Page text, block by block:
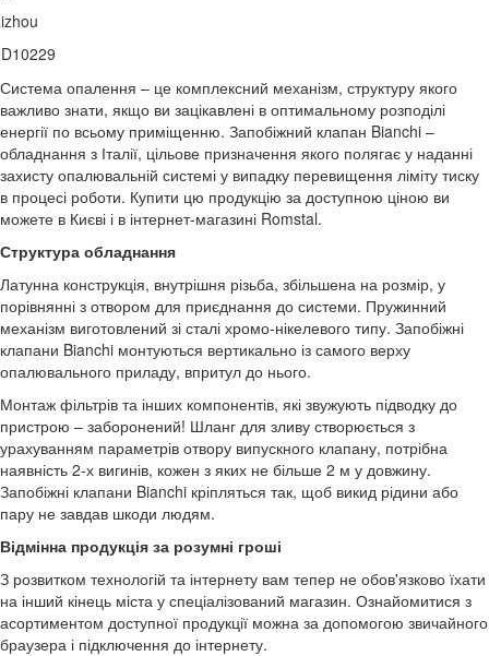
Система опалення – це комплексний механізм, структуру якого
важливо знати, якщо ви зацікавлені в оптимальному розподілі
енергії по всьому приміщенню. Запобіжний клапан Bianchi –
обладнання з Італії, цільове призначення якого полягає у наданні
захисту опалювальній системі у випадку перевищення ліміту тиску
в процесі роботи. Купити цю продукцію за доступною ціною ви
можете в Києві і в інтернет-магазині Romstal.
Структура обладнання
Латунна конструкція, внутрішня різьба, збільшена на розмір, у
порівнянні з отвором для приєднання до системи. Пружинний
механізм виготовлений зі сталі хромо-нікелевого типу. Запобіжні
клапани Bianchi монтуються вертикально із самого верху
опалювального приладу, впритул до нього.
Монтаж фільтрів та інших компонентів, які звужують підводку до
пристрою – заборонений! Шланг для зливу створюється з
урахуванням параметрів отвору випускного клапану, потрібна
наявність 2-х вигинів, кожен з яких не більше 2 м у довжину.
Запобіжні клапани Bianchi кріпляться так, щоб викид рідини або
пару не завдав шкоди людям.
Відмінна продукція за розумні гроші
З розвитком технологій та інтернету вам тепер не обов'язково їхати
на інший кінець міста у спеціалізований магазин. Ознайомитися з
асортиментом доступної продукції можна за допомогою звичайного
браузера і підключення до інтернету.